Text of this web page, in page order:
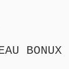
BONUX